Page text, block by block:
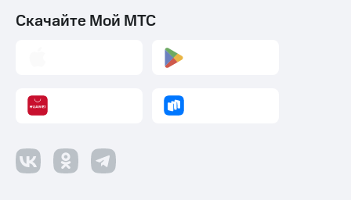
Умные
часы
Акции
и
Скачайте Мой МТС